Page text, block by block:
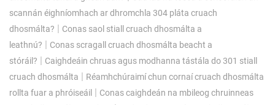
scannán éighníomhach ar dhromchla 304 pláta cruach
dhosmálta? | Conas saol stiall cruach dhosmálta a
leathnú? | Conas scragall cruach dhosmálta beacht a
stóráil? | Caighdeáin chruas agus modhanna tástála do 301 stiall
cruach dhosmálta | Réamhchúraimí chun cornaí cruach dhosmálta
rollta fuar a phróiseáil | Conas caighdeán na mbileog chruinneas